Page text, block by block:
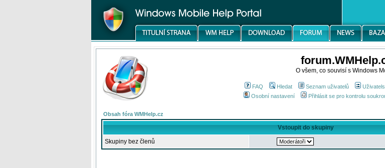
O všem, co souvisí s Windows
FAQ Hledat Seznam uživatelů
Osobní nastavení
Přihlásit se pro kontrolu
Obsah fóra WMHelp.cz
Vstoupit do skupiny
Skupiny bez členů